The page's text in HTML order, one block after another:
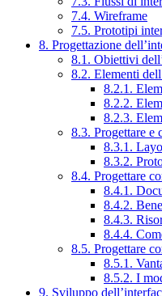
7.4. Wireframe
7.5. Prototipi
8. Progettazione
8.1. Obiettivi
8.2. Elementi
8.2.1.
8.2.2.
8.2.3.
8.3. Progettare e
8.3.1.
8.3.2.
8.4. Progettare
8.4.1.
8.4.2.
8.4.3.
8.4.4.
8.5. Progettare
8.5.1.
8.5.2. I
9. Sviluppo